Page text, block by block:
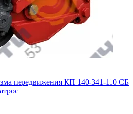
передвижения КП 140-341-110 СБ